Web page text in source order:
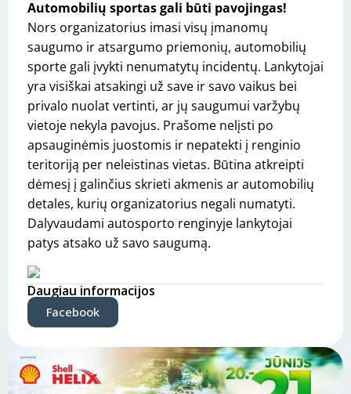
Automobilių sportas gali būti pavojingas!
Nors organizatorius imasi visų įmanomų
saugumo ir atsargumo priemonių, automobilių
sporte gali įvykti nenumatytų incidentų. Lankytojai
yra visiškai atsakingi už save ir savo vaikus bei
privalo nuolat vertinti, ar jų saugumui varžybų
vietoje nekyla pavojus. Prašome nelįsti po
apsauginėmis juostomis ir nepatekti į renginio
teritoriją per neleistinas vietas. Būtina atkreipti
dėmesį į galinčius skrieti akmenis ar automobilių
detales, kurių organizatorius negali numatyti.
Dalyvaudami autosporto renginyje lankytojai
patys atsako už savo saugumą.
Daugiau informacijos
Facebook